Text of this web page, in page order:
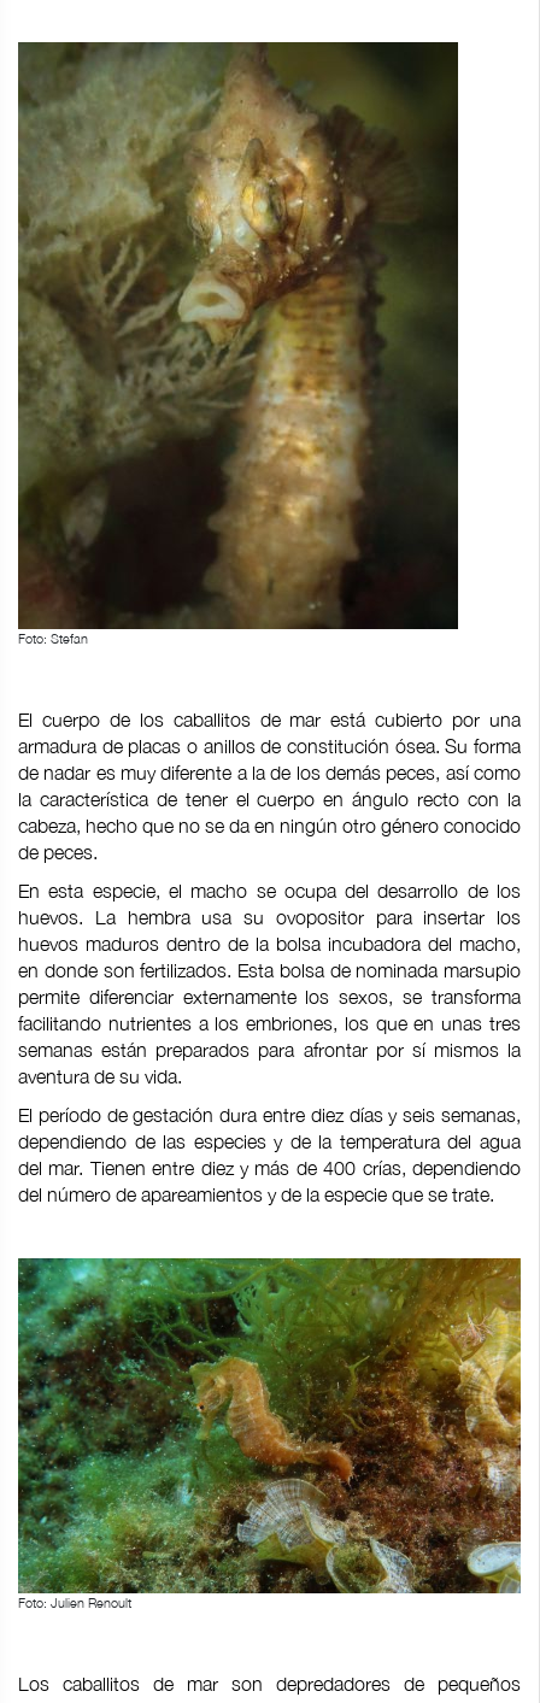
Foto: Stefan
El cuerpo de los caballitos de mar está cubierto por una
armadura de placas o anillos de constitución ósea. Su forma
de nadar es muy diferente a la de los demás peces, así como
la característica de tener el cuerpo en ángulo recto con la
cabeza, hecho que no se da en ningún otro género conocido
de peces.
En esta especie, el macho se ocupa del desarrollo de los
huevos. La hembra usa su ovopositor para insertar los
huevos maduros dentro de la bolsa incubadora del macho,
en donde son fertilizados. Esta bolsa de nominada marsupio
permite diferenciar externamente los sexos, se transforma
facilitando nutrientes a los embriones, los que en unas tres
semanas están preparados para afrontar por sí mismos la
aventura de su vida.
El período de gestación dura entre diez días y seis semanas,
dependiendo de las especies y de la temperatura del agua
del mar. Tienen entre diez y más de 400 crías, dependiendo
del número de apareamientos y de la especie que se trate.
Foto: Julien Renoult
Los caballitos de mar son depredadores de pequeños